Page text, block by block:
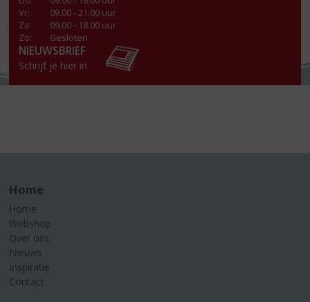
Vr:
09.00 - 21.00 uur
Za:
09.00 - 18.00 uur
Zo:
Gesloten
NIEUWSBRIEF
Schrijf je hier in
Home
Home
Webshop
Over ons
Nieuws
Inspiratie
Contact